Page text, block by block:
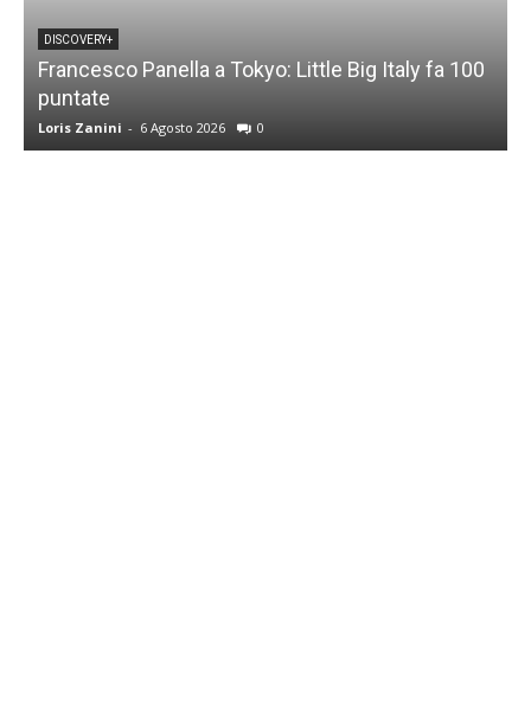
DISCOVERY+
Francesco Panella a Tokyo: Little Big Italy fa 100
puntate
Loris Zanini - 6 Agosto 2026 0